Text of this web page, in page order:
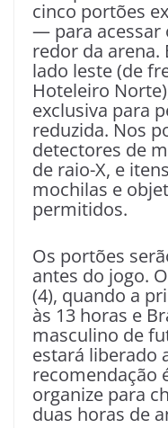
cinco portões
— para acessar
redor da arena.
lado leste (de
Hoteleiro
exclusiva para
reduzida. Nos
detectores de
de raio-X, e
mochilas e
permitidos.
Os portões
antes do jogo.
(4), quando a
às 13 horas e
masculino de
estará liberado
recomendação
organize para
duas horas de